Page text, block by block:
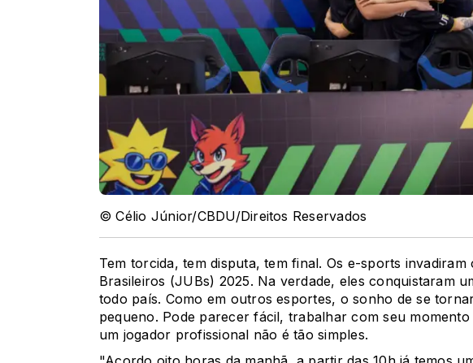
© Célio Júnior/CBDU/Direitos Reservados
Tem torcida, tem disputa, tem final. Os e-sports
Brasileiros (JUBs) 2025. Na verdade, eles conquistaram
todo país. Como em outros esportes, o sonho de se
pequeno. Pode parecer fácil, trabalhar com seu
um jogador profissional não é tão simples.